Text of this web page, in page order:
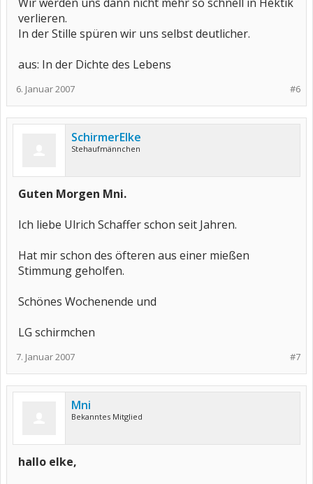
verlieren.
In der Stille spüren wir uns selbst deutlicher.
aus: In der Dichte des Lebens
#6
6. Januar 2007
SchirmerElke
Stehaufmännchen
Guten Morgen Mni.
Ich liebe Ulrich Schaffer schon seit Jahren.
Hat mir schon des öfteren aus einer mießen
Stimmung geholfen.
Schönes Wochenende und
LG schirmchen
#7
7. Januar 2007
Mni
Bekanntes Mitglied
hallo elke,